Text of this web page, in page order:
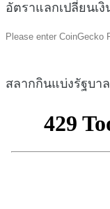
อัตราแลกเปลี่ยนเ
Please enter CoinGecko
สลากกินแบ่งรัฐบาล